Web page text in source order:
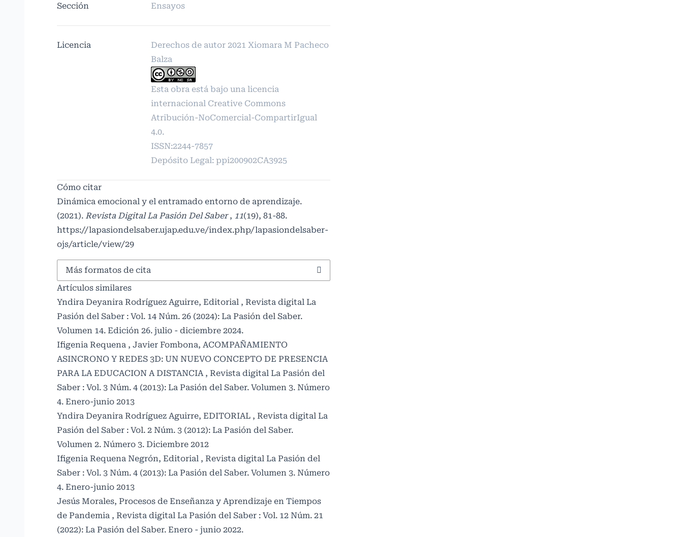
Sección Ensayos
Licencia
Derechos de autor 2021 Xiomara M Pacheco
Balza
Esta obra está bajo una licencia
internacional Creative Commons
Atribución-NoComercial-CompartirIgual
4.0.
ISSN:2244-7857
Depósito Legal: ppi200902CA3925
Cómo citar
Dinámica emocional y el entramado entorno de aprendizaje.
(2021). Revista Digital La Pasión Del Saber, 11(19), 81-88.
https://lapasiondelsaber.ujap.edu.ve/index.php/lapasiondelsaber-
ojs/article/view/29
Más formatos de cita
Artículos similares
Yndira Deyanira Rodríguez Aguirre, Editorial , Revista digital La
Pasión del Saber : Vol. 14 Núm. 26 (2024): La Pasión del Saber.
Volumen 14. Edición 26. julio - diciembre 2024.
Ifigenia Requena , Javier Fombona, ACOMPAÑAMIENTO
ASINCRONO Y REDES 3D: UN NUEVO CONCEPTO DE PRESENCIA
PARA LA EDUCACION A DISTANCIA , Revista digital La Pasión del
Saber : Vol. 3 Núm. 4 (2013): La Pasión del Saber. Volumen 3. Número
4. Enero-junio 2013
Yndira Deyanira Rodríguez Aguirre, EDITORIAL , Revista digital La
Pasión del Saber : Vol. 2 Núm. 3 (2012): La Pasión del Saber.
Volumen 2. Número 3. Diciembre 2012
Ifigenia Requena Negrón, Editorial , Revista digital La Pasión del
Saber : Vol. 3 Núm. 4 (2013): La Pasión del Saber. Volumen 3. Número
4. Enero-junio 2013
Jesús Morales, Procesos de Enseñanza y Aprendizaje en Tiempos
de Pandemia , Revista digital La Pasión del Saber : Vol. 12 Núm. 21
(2022): La Pasión del Saber. Enero - junio 2022.